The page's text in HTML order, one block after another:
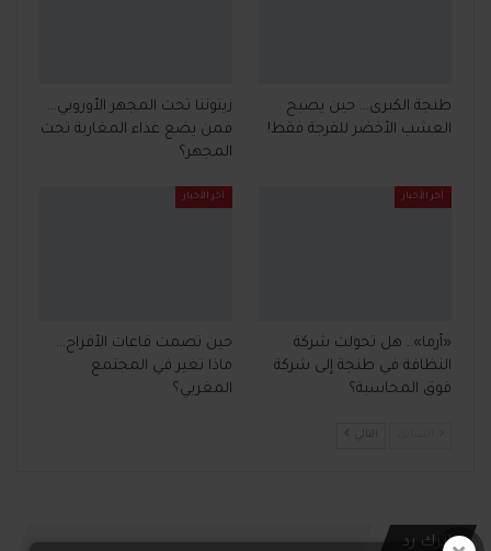
طنجة الكبرى… حين يصبح
العشب الأخضر للفرجة فقط!
زيتوننا تحت المجهر الأوروبي…
فمن يضع غذاء المغاربة تحت
المجهر؟
آخر الأخبار
«أرما».. هل تحولت شركة
النظافة في طنجة إلى شركة
فوق المحاسبة؟
آخر الأخبار
حين تصمت قاعات الأفراح…
ماذا تغير في المجتمع
المغربي؟
التالي
اترك رد